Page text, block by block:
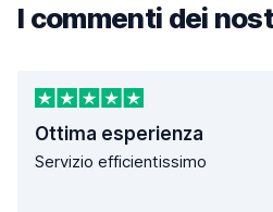
I commenti dei
Ottima esperienza
Servizio efficientissimo